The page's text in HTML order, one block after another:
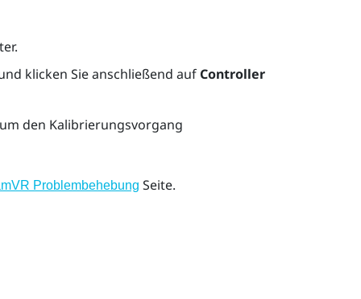
klicken Sie anschließend auf Controller
den Kalibrierungsvorgang
Problembehebung Seite.